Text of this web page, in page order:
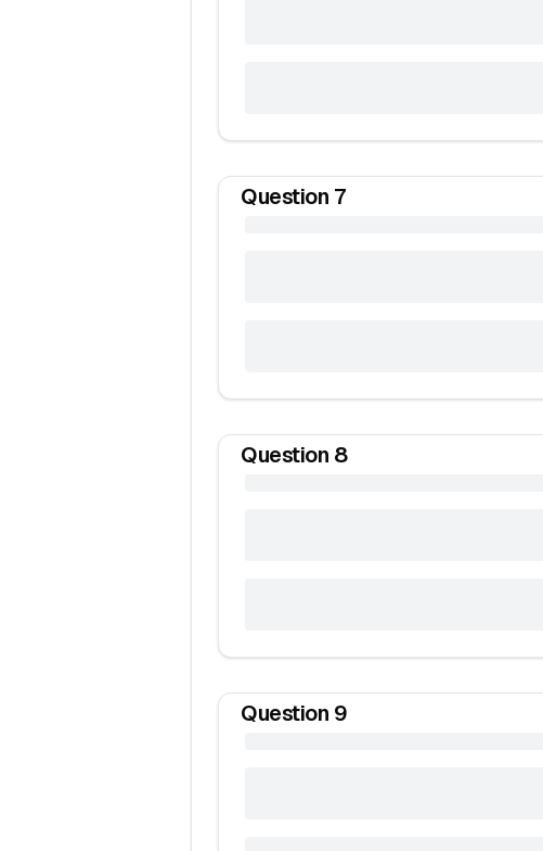
Question 7
Question 8
Question 9